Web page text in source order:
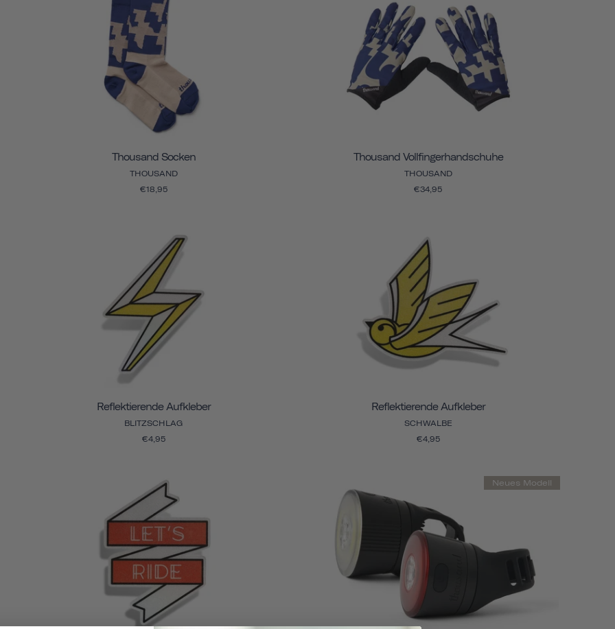
Thousand Socken
THOUSAND
€18,95
Thousand Vollfingerhandschuhe
THOUSAND
€34,95
Reflektierende Aufkleber
BLITZSCHLAG
€4,95
Reflektierende Aufkleber
SCHWALBE
€4,95
Neues Modell